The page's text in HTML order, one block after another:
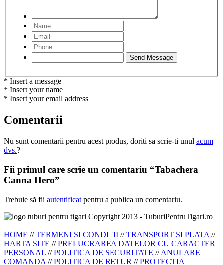
* Insert a message
* Insert your name
* Insert your email address
Comentarii
Nu sunt comentarii pentru acest produs, doriti sa scrie-ti unul acum
dvs.?
Fii primul care scrie un comentariu “Tabachera
Canna Hero”
Trebuie să fii autentificat pentru a publica un comentariu.
Copyright 2013 - TuburiPentruTigari.ro
HOME //TERMENI SI CONDITII //TRANSPORT SI PLATA //
HARTA SITE //PRELUCRAREA DATELOR CU CARACTER
PERSONAL //POLITICA DE SECURITATE //ANULARE
COMANDA //POLITICA DE RETUR //PROTECTIA